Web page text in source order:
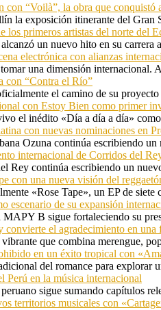
“Voilà”, la obra que conquistó
la exposición itinerante del Gran
los primeros artistas del norte del
un nuevo hito en su carrera
electrónica con alianzas
una dimensión internacional.
con “Contra el Río”
el camino de su
con Estoy Bien como primer
el inédito «Día a día a día»
con nuevas nominaciones en
Ozuna continúa escribiendo
internacional de Corridos del
Rey continúa escribiendo un
con una nueva visión del
«Rose Tape», un EP de
escenario de su expansión
B sigue fortaleciendo su
el agradecimiento en una
que combina merengue,
en un éxito tropical con
del romance para explorar
Perú en la música internacional
sigue sumando capítulos
territorios musicales con